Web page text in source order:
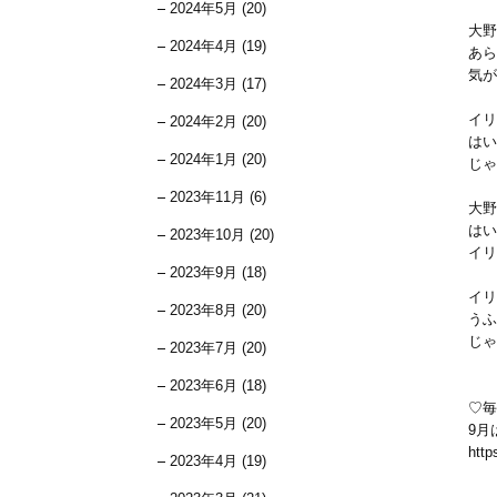
大野
あ
気
イ
は
じ
大野
は
イ
イ
う
じ
♡毎
9月
2024年5月 (20)
2024年4月 (19)
2024年3月 (17)
2024年2月 (20)
2024年1月 (20)
2023年11月 (6)
2023年10月 (20)
2023年9月 (18)
2023年8月 (20)
2023年7月 (20)
2023年6月 (18)
2023年5月 (20)
2023年4月 (19)